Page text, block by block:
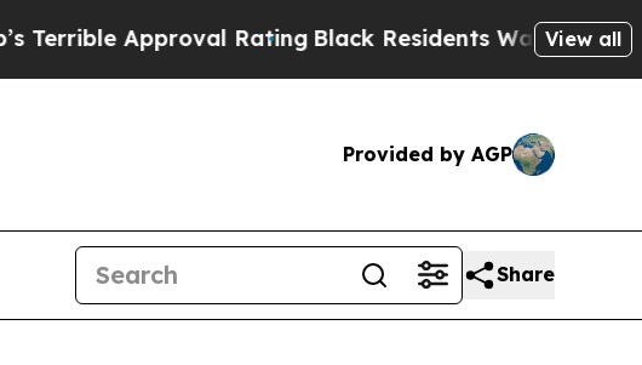
Approval RatingBlack Residents Warned of Abusive
View all
Provided by AGP
Share